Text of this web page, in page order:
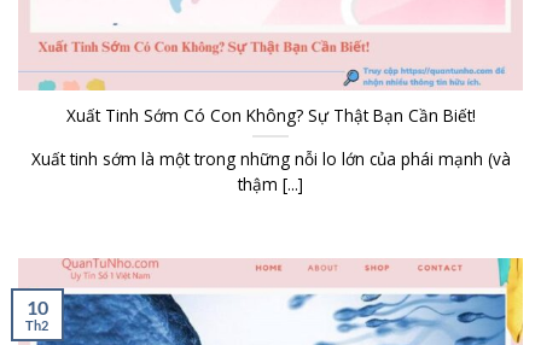
Xuất Tinh Sớm Có Con Không? Sự Thật Bạn Cần Biết!
Xuất tinh sớm là một trong những nỗi lo lớn của phái mạnh (và
thậm [...]
10
Th2